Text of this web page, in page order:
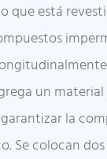
que está
un
la
Se colocan